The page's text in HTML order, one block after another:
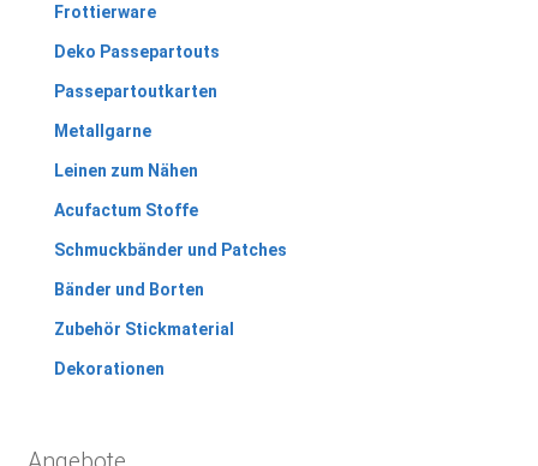
Frottierware
Deko Passepartouts
Passepartoutkarten
Metallgarne
Leinen zum Nähen
Acufactum Stoffe
Schmuckbänder und Patches
Bänder und Borten
Zubehör Stickmaterial
Dekorationen